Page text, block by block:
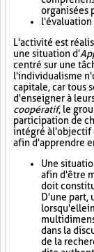
organisées
l'évaluation
L'activité est
une situation d'
centré sur une
l'individualisme
capitale, car tous
d'enseigner à
coopératif, le
participation de
intégré à l'objectif
afin d'apprendre
Une
afin d'être
doit
D'une part,
lorsqu'elle
dans la
de la